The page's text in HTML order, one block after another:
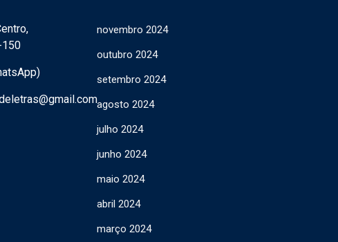
150
novembro 2024
outubro 2024
setembro 2024
agosto 2024
julho 2024
junho 2024
maio 2024
abril 2024
março 2024